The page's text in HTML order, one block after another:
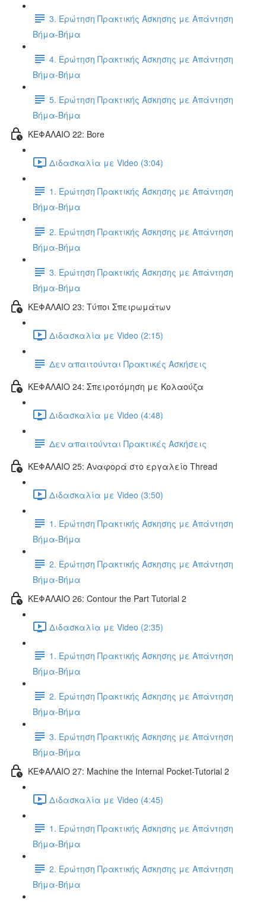
3. Ερώτηση Πρακτικής Άσκησης με Απάντηση
Βήμα-Βήμα
4. Ερώτηση Πρακτικής Άσκησης με Απάντηση
Βήμα-Βήμα
5. Ερώτηση Πρακτικής Άσκησης με Απάντηση
Βήμα-Βήμα
ΚΕΦΑΛΑΙΟ 22: Bore
Διδασκαλία με Video (3:04)
1. Ερώτηση Πρακτικής Άσκησης με Απάντηση
Βήμα-Βήμα
2. Ερώτηση Πρακτικής Άσκησης με Απάντηση
Βήμα-Βήμα
3. Ερώτηση Πρακτικής Άσκησης με Απάντηση
Βήμα-Βήμα
ΚΕΦΑΛΑΙΟ 23: Τύποι Σπειρωμάτων
Διδασκαλία με Video (2:15)
Δεν απαιτούνται Πρακτικές Ασκήσεις
ΚΕΦΑΛΑΙΟ 24: Σπειροτόμηση με Κολαούζα
Διδασκαλία με Video (4:48)
Δεν απαιτούνται Πρακτικές Ασκήσεις
ΚΕΦΑΛΑΙΟ 25: Αναφορά στο εργαλείο Thread
Διδασκαλία με Video (3:50)
1. Ερώτηση Πρακτικής Άσκησης με Απάντηση
Βήμα-Βήμα
2. Ερώτηση Πρακτικής Άσκησης με Απάντηση
Βήμα-Βήμα
ΚΕΦΑΛΑΙΟ 26: Contour the Part Tutorial 2
Διδασκαλία με Video (2:35)
1. Ερώτηση Πρακτικής Άσκησης με Απάντηση
Βήμα-Βήμα
2. Ερώτηση Πρακτικής Άσκησης με Απάντηση
Βήμα-Βήμα
3. Ερώτηση Πρακτικής Άσκησης με Απάντηση
Βήμα-Βήμα
ΚΕΦΑΛΑΙΟ 27: Machine the Internal Pocket-Tutorial 2
Διδασκαλία με Video (4:45)
1. Ερώτηση Πρακτικής Άσκησης με Απάντηση
Βήμα-Βήμα
2. Ερώτηση Πρακτικής Άσκησης με Απάντηση
Βήμα-Βήμα